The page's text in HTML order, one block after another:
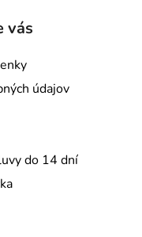
vás
údajov
do 14 dní